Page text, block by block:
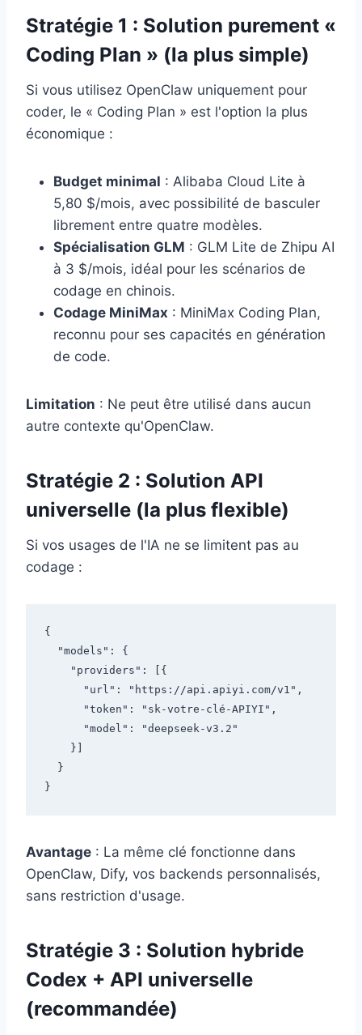
Stratégie 1 : Solution purement «
Coding Plan » (la plus simple)
Si vous utilisez OpenClaw uniquement pour
coder, le « Coding Plan » est l'option la plus
économique :
Budget minimal : Alibaba Cloud Lite à
5,80 $/mois, avec possibilité de basculer
librement entre quatre modèles.
Spécialisation GLM : GLM Lite de Zhipu AI
à 3 $/mois, idéal pour les scénarios de
codage en chinois.
Codage MiniMax : MiniMax Coding Plan,
reconnu pour ses capacités en génération
de code.
Limitation : Ne peut être utilisé dans aucun
autre contexte qu'OpenClaw.
Stratégie 2 : Solution API
universelle (la plus flexible)
Si vos usages de l'IA ne se limitent pas au
codage :
{
Avantage : La même clé fonctionne dans
OpenClaw, Dify, vos backends personnalisés,
sans restriction d'usage.
Stratégie 3 : Solution hybride
Codex + API universelle
(recommandée)